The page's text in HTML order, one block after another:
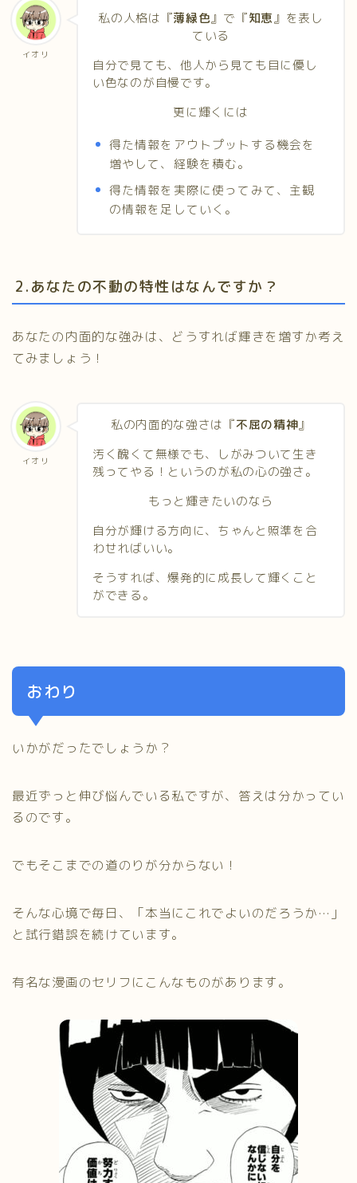
イオリ
私の人格は『薄緑色』で『知恵』を表し
ている
自分で見ても、他人から見ても目に優し
い色なのが自慢です。
更に輝くには
得た情報をアウトプットする機会を
増やして、経験を積む。
得た情報を実際に使ってみて、主観
の情報を足していく。
2.あなたの不動の特性はなんですか？
あなたの内面的な強みは、どうすれば輝きを増すか考え
てみましょう！
イオリ
私の内面的な強さは『不屈の精神』
汚く醜くて無様でも、しがみついて生き
残ってやる！というのが私の心の強さ。
もっと輝きたいのなら
自分が輝ける方向に、ちゃんと照準を合
わせればいい。
そうすれば、爆発的に成長して輝くこと
ができる。
おわり
いかがだったでしょうか？
最近ずっと伸び悩んでいる私ですが、答えは分かってい
るのです。
でもそこまでの道のりが分からない！
そんな心境で毎日、「本当にこれでよいのだろうか…」
と試行錯誤を続けています。
有名な漫画のセリフにこんなものがあります。